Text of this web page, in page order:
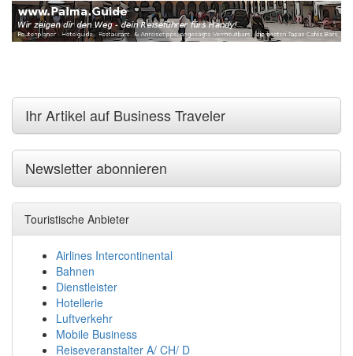
Ihr Artikel auf Business Traveler
Newsletter abonnieren
Touristische Anbieter
Airlines Intercontinental
Bahnen
Dienstleister
Hotellerie
Luftverkehr
Mobile Business
Reiseveranstalter A/ CH/ D